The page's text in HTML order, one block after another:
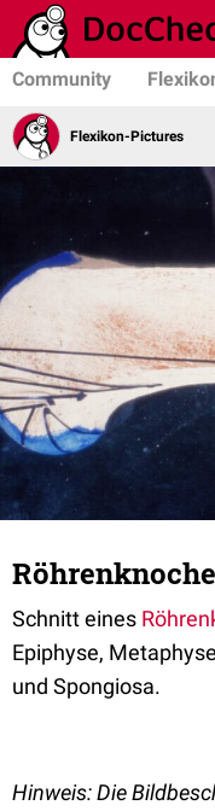
Community
Flexikon-Pictures
Schnitt eines
Epiphyse,
und Spongiosa.
Hinweis: Die